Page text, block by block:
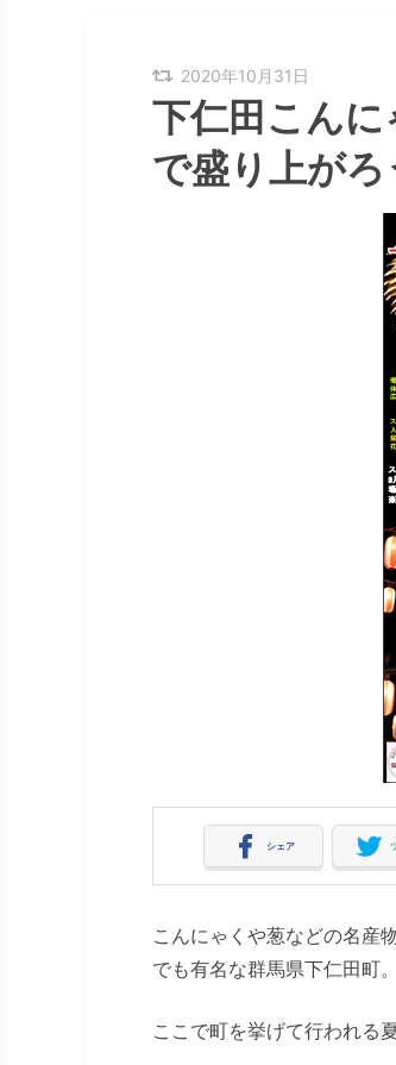
2020年10月31日
下仁田こんに
で盛り上がろ
シェア
こんにゃくや葱などの名産
でも有名な群馬県下仁田町。
ここで町を挙げて行われる